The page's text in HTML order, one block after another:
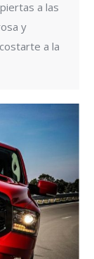
a las
y
a la